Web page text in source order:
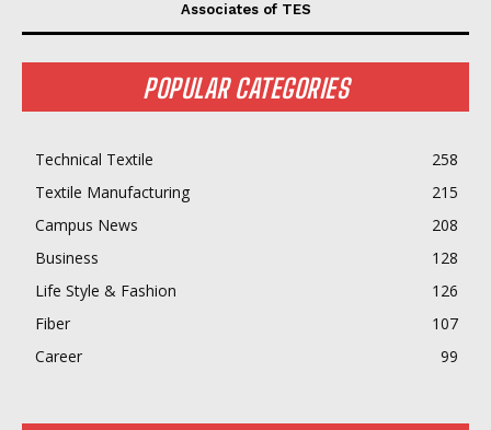
Associates of TES
POPULAR CATEGORIES
Technical Textile
258
Textile Manufacturing
215
Campus News
208
Business
128
Life Style & Fashion
126
Fiber
107
Career
99